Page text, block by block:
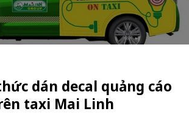
dán decal quảng cáo
taxi Mai Linh